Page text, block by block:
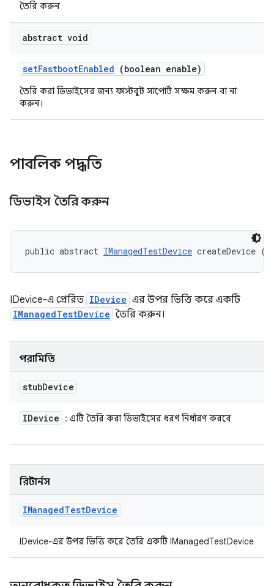
তৈরি করুন
abstract void
setFastbootEnabled (boolean enable)
তৈরি করা ডিভাইসের জন্য ফাস্টবুট সাপোর্ট সক্ষম করুন বা না
করুন।
পাবলিক পদ্ধতি
ডিভাইস তৈরি করুন
public abstract IManagedTestDevice createDevice (
IDevice-এ প্রেরিত IDevice এর উপর ভিত্তি করে একটি
IManagedTestDevice তৈরি করুন।
পরামিতি
stubDevice
IDevice : এটি তৈরি করা ডিভাইসের ধরণ নির্ধারণ করবে
রিটার্নস
IManagedTestDevice
IDevice-এর উপর ভিত্তি করে তৈরি একটি IManagedTestDevice